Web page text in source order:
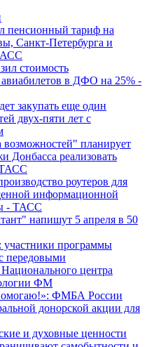
пенсионный тариф на
Санкт-Петербурга и
стоимость
в ДФО на 25% -
закупать еще один
двух-пяти лет с
возможностей" планирует
Донбасса реализовать
ТАСС
роутеров для
информационной
- ТАСС
напишут 5 апреля в 50
участники программы
передовыми
центра
ФМ
ФМБА России
донорской акции для
и духовные ценности